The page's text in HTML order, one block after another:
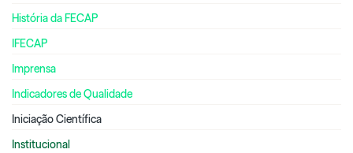
História da FECAP
IFECAP
Imprensa
Indicadores de Qualidade
Iniciação Científica
Institucional